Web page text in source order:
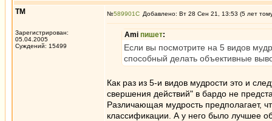
ТМ
Зарегистрирован:
05.04.2005
Суждений: 15499
№589901 Добавлено: Вт 28 Сен 21, 13:53 (5 лет
Ami пишет:
Если вы посмотрите на 5 видов
способный делать объективные
Как раз из 5-и видов мудрости это и
свершения действий" в бардо не
Различающая мудрость предполагает,
классификации. А у него было лучшее